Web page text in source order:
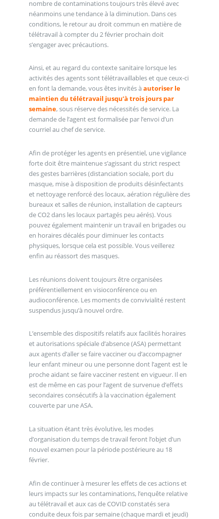
nombre de contaminations toujours très élevé avec
néanmoins une tendance à la diminution. Dans ces
conditions, le retour au droit commun en matière de
télétravail à compter du 2 février prochain doit
s’engager avec précautions.
Ainsi, et au regard du contexte sanitaire lorsque les
activités des agents sont télétravaillables et que ceux-ci
en font la demande, vous êtes invités à autoriser le
maintien du télétravail jusqu’à trois jours par
semaine, sous réserve des nécessités de service. La
demande de l’agent est formalisée par l’envoi d’un
courriel au chef de service.
Afin de protéger les agents en présentiel, une vigilance
forte doit être maintenue s’agissant du strict respect
des gestes barrières (distanciation sociale, port du
masque, mise à disposition de produits désinfectants
et nettoyage renforcé des locaux, aération régulière des
bureaux et salles de réunion, installation de capteurs
de CO2 dans les locaux partagés peu aérés). Vous
pouvez également maintenir un travail en brigades ou
en horaires décalés pour diminuer les contacts
physiques, lorsque cela est possible. Vous veillerez
enfin au réassort des masques.
Les réunions doivent toujours être organisées
préférentiellement en visioconférence ou en
audioconférence. Les moments de convivialité restent
suspendus jusqu’à nouvel ordre.
L’ensemble des dispositifs relatifs aux facilités horaires
et autorisations spéciale d’absence (ASA) permettant
aux agents d’aller se faire vacciner ou d’accompagner
leur enfant mineur ou une personne dont l’agent est le
proche aidant se faire vacciner restent en vigueur. Il en
est de même en cas pour l’agent de survenue d’effets
secondaires consécutifs à la vaccination également
couverte par une ASA.
La situation étant très évolutive, les modes
d’organisation du temps de travail feront l’objet d’un
nouvel examen pour la période postérieure au 18
février.
Afin de continuer à mesurer les effets de ces actions et
leurs impacts sur les contaminations, l’enquête relative
au télétravail et aux cas de COVID constatés sera
conduite deux fois par semaine (chaque mardi et jeudi)